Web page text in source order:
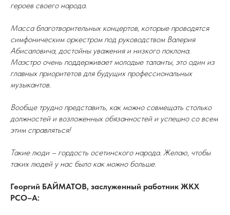
героев своего народа.
Масса благотворительных концертов, которые проводятся
симфоническим оркестром под руководством Валерия
Абисаловича, достойны уважения и низкого поклона.
Маэстро очень поддерживает молодые таланты, это один из
главных приоритетов для будущих профессиональных
музыкантов.
Вообще трудно представить, как можно совмещать столько
должностей и возложенных обязанностей и успешно со всем
этим справляться!
Такие люди – гордость осетинского народа. Желаю, чтобы
таких людей у нас было как можно больше.
Георгий БАЙМАТОВ, заслуженный работник ЖКХ
РСО–А: